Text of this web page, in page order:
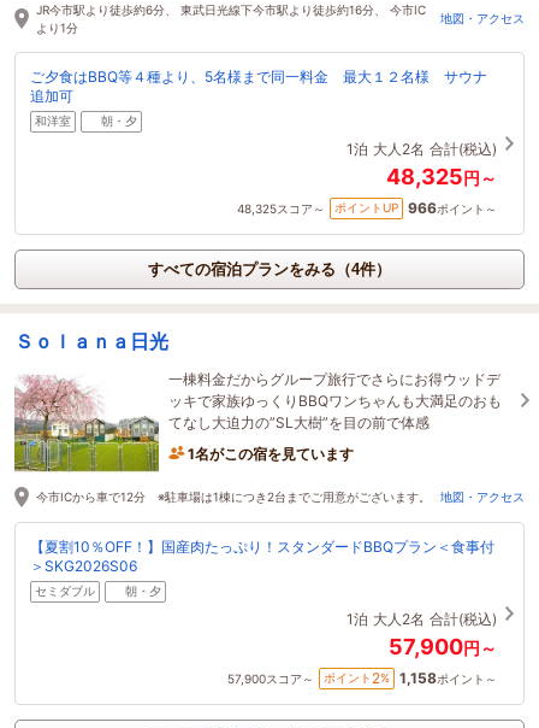
JR今市駅より徒歩約6分、 東武日光線下今市駅より徒歩約16分、 今市IC
より1分
地図・アクセス
ご夕食はBBQ等４種より、5名様まで同一料金 最大１２名様 サウナ
追加可
和洋室 朝・夕
1泊 大人2名 合計(税込)
48,325円～
48,325スコア～ ポイントUP 966ポイント～
すべての宿泊プランをみる（4件）
Ｓｏｌａｎａ日光
一棟料金だからグループ旅行でさらにお得ウッドデ
ッキで家族ゆっくりBBQワンちゃんも大満足のおも
てなし大迫力の”SL大樹”を目の前で体感
1名がこの宿を見ています
今市ICから車で12分 ※駐車場は1棟につき2台までご用意がございます。 地図・アクセス
【夏割10％OFF！】国産肉たっぷり！スタンダードBBQプラン＜食事付
＞SKG2026S06
セミダブル 朝・夕
1泊 大人2名 合計(税込)
57,900円～
57,900スコア～ ポイント 2% 1,158ポイント～